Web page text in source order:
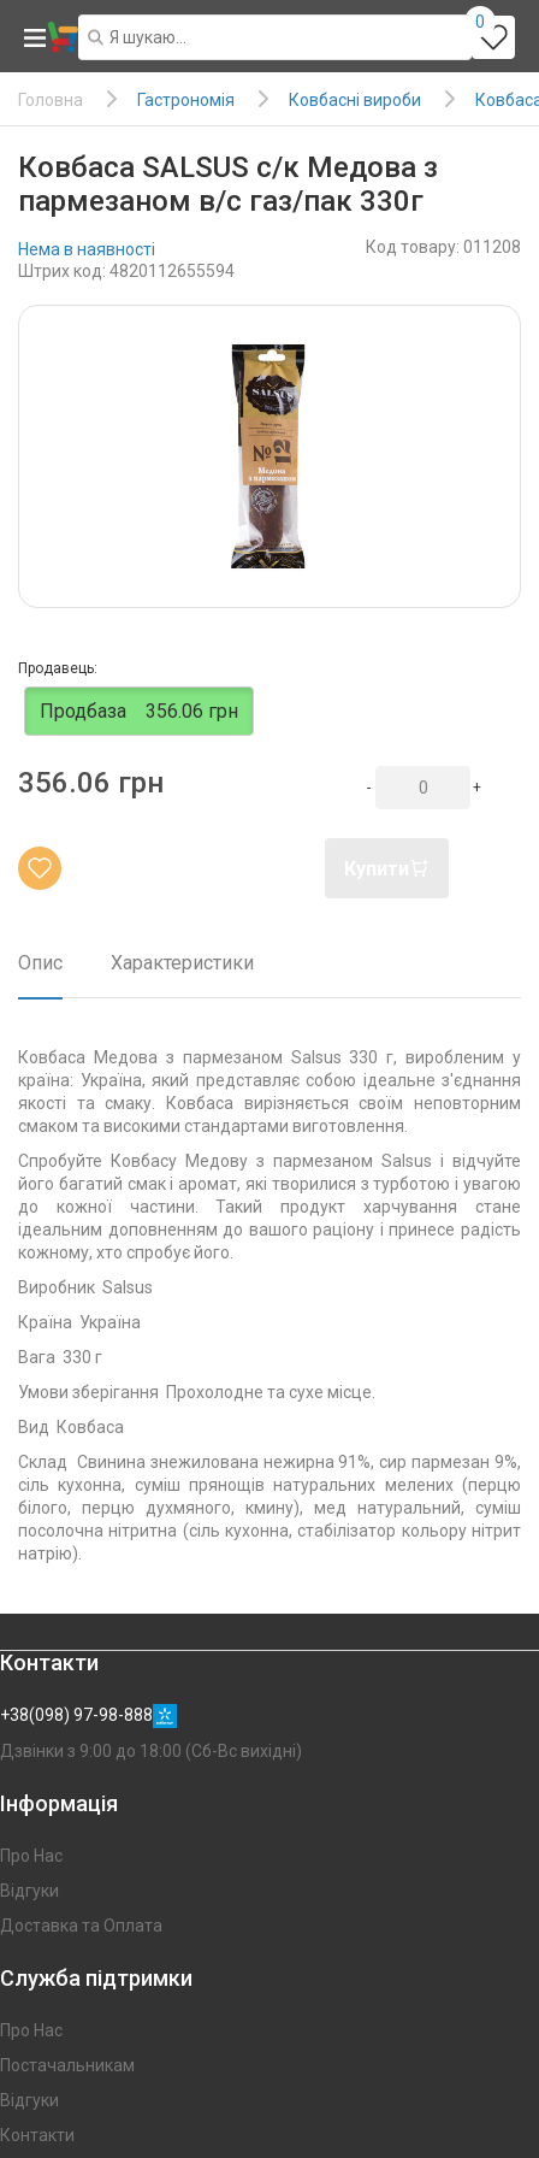
0
Головна Гастрономія Ковбасні вироби
Ковбаса SALSUS с/к Медова з
пармезаном в/с газ/пак 330г
Нема в наявності
Код товару: 011208
Штрих код: 4820112655594
Продавець:
Продбаза 356.06 грн
356.06 грн - +
Опис Характеристики
Ковбаса Медова з пармезаном Salsus 330 г, виробленим у
країна: Україна, який представляє собою ідеальне з'єднання
якості та смаку. Ковбаса вирізняється своїм неповторним
смаком та високими стандартами виготовлення.
Спробуйте Ковбасу Медову з пармезаном Salsus і відчуйте
його багатий смак і аромат, які творилися з турботою і увагою
до кожної частини. Такий продукт харчування стане
ідеальним доповненням до вашого раціону і принесе радість
кожному, хто спробує його.
Виробник Salsus
Країна Україна
Вага 330 г
Умови зберігання Прохолодне та сухе місце.
Вид Ковбаса
Склад Свинина знежилована нежирна 91%, сир пармезан 9%,
сіль кухонна, суміш прянощів натуральних мелених (перцю
білого, перцю духмяного, кмину), мед натуральний, суміш
посолочна нітритна (сіль кухонна, стабілізатор кольору нітрит
натрію).
Контакти
+38(098) 97-98-888
Дзвінки з 9:00 до 18:00 (Сб-Вс вихідні)
Інформація
Про Нас
Відгуки
Доставка та Оплата
Служба підтримки
Про Нас
Постачальникам
Відгуки
Контакти